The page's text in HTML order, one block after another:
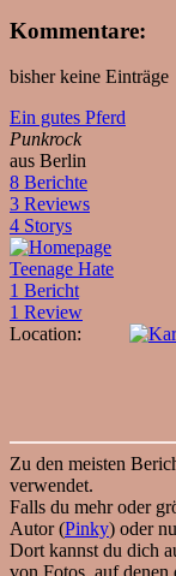
Kommentare:
bisher keine Einträge
Ein gutes Pferd
Punkrock
aus Berlin
8 Berichte
3 Reviews
4 Storys
Teenage Hate
1 Bericht
1 Review
Location:
Zu den meisten
verwendet.
Falls du mehr oder
Autor (Pinky) oder
Dort kannst du dich